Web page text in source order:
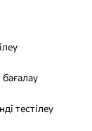
бағалау
тестілеу